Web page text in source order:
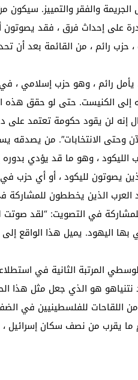
والفقر والتمييز. سيكون
على إحداث فرق ، فقد
رائم ، من القائمة بعد أن
رائم ، وهو حزب إسلامي ،
الأصوات اللازمة لتأمين دخوله إلى
إنه لن يقود حكومة تعتمد على
وحتى الانتخابات”. من يصدقه
الليكود ، وهو ما قد يؤدي
يصوتون لليكود ، أو أي حزب
الذين يخططون للمشاركة
في التصويت: “لقد صوتت
بها اليهود. يميل هذا الواقع
المرتبة الثانية في
هو الذي جعل مثل هذا
للفلسطينيين في
يقرب من نصف سكان إسرائيل ،